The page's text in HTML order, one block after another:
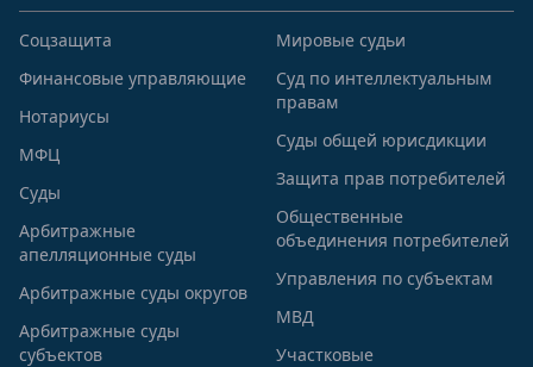
Соцзащита
Финансовые управляющие
Нотариусы
МФЦ
Суды
Арбитражные
апелляционные суды
Арбитражные суды округов
Арбитражные суды
субъектов
Мировые судьи
Суд по интеллектуальным
правам
Суды общей юрисдикции
Защита прав потребителей
Общественные
объединения потребителей
Управления по субъектам
МВД
Участковые